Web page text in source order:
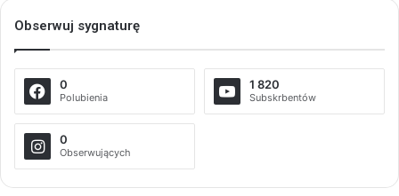
Obserwuj sygnaturę
0
Polubienia
1 820
Subskrbentów
0
Obserwujących